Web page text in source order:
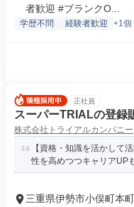
者歓迎 #ブランクO...
学歴不問 経験者歓迎 +1個
正社員
スーパーTRIALの登録
株式会社トライアルカンパニー
【資格・知識を活かして
性を⾼めつつキャリアUP
三重県伊勢市小俣町本町